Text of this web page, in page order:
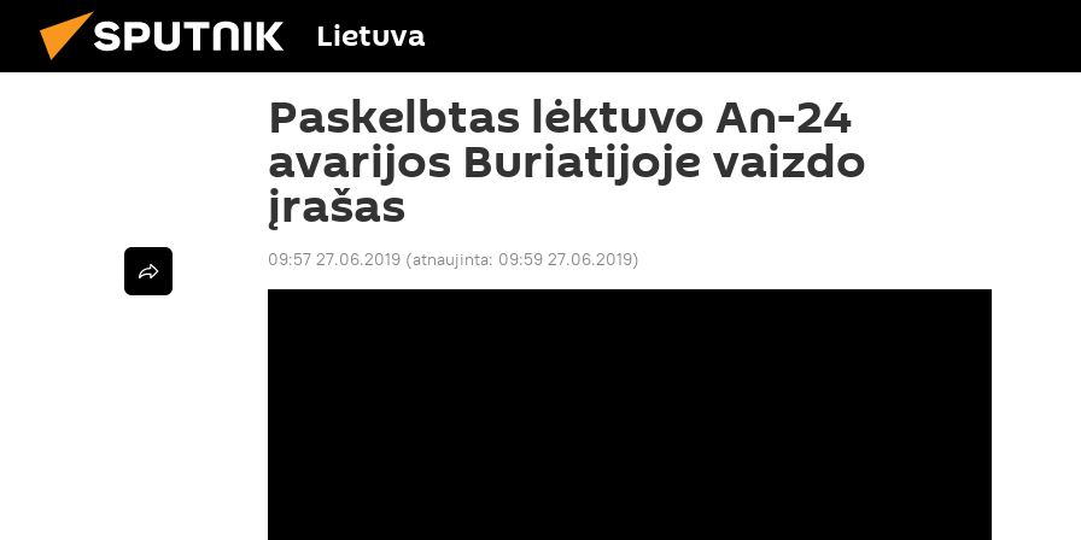
Lietuva
Paskelbtas lėktuvo An-24
avarijos Buriatijoje vaizdo
įrašas
09:57 27.06.2019 (atnaujinta: 09:59 27.06.2019)